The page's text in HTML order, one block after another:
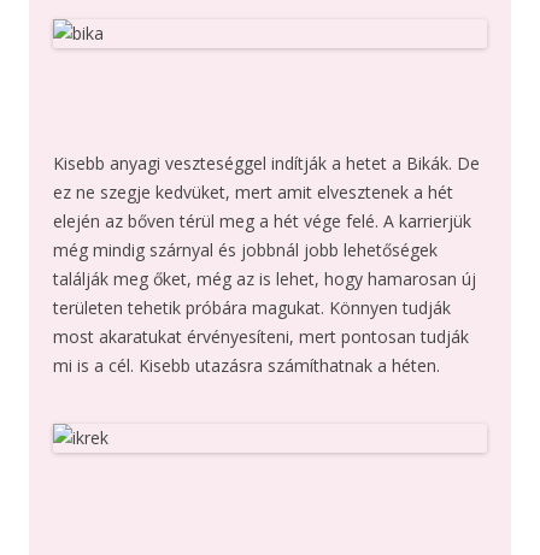
Kisebb anyagi veszteséggel indítják a hetet a Bikák. De
ez ne szegje kedvüket, mert amit elvesztenek a hét
elején az bőven térül meg a hét vége felé. A karrierjük
még mindig szárnyal és jobbnál jobb lehetőségek
találják meg őket, még az is lehet, hogy hamarosan új
területen tehetik próbára magukat. Könnyen tudják
most akaratukat érvényesíteni, mert pontosan tudják
mi is a cél. Kisebb utazásra számíthatnak a héten.